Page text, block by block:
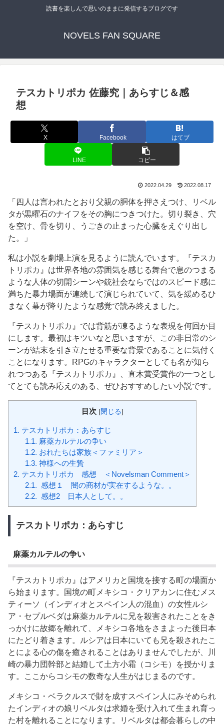
読書を楽しんで思いのままに発信するブログです
NOVELS FAN SQUARE
テスカトリポカ 佐藤究｜あらすじ＆感
想
X Facebook はてブ
LINE コピー
2022.04.29 2022.08.17
「四人は言われたとおり父親の胴体を押さえつけ、リベル
タが黒曜石のナイフをその胸につきつけた。切り裂き、穴
を空け、骨を切り、うごきの止まった心臓をえぐり出し
た。」
私は小説を劇場上演を見るように読んでいます。『テスカ
トリポカ』は世界各地の雰囲気を感じる舞台で息のつまる
ような人体の切開シーンや銃社会ならではのスピード感に
満ちた暴力場面が連続して演じられていて、気を緩めるひ
まなく幕が降りたような感覚で読み終えました。
『テスカトリポカ』では背筋が凍るような表現を何回か目
にします。最初はキツいなと思いますが、この非日常のシ
ーンが結末を引き立たせる重要な背景であることに気付く
ことになります。RPGのキャラクターとしても名が知ら
れつつある『テスカトリポカ』、直木賞受賞作の一つとし
てとても読み応えのある、ぜひおすすめしたい小説です。
目次 [閉じる]
1. テスカトリポカ：あらすじ
1.1. 麻薬カルテルの争い
1.2. おれたちは家族＜ファミリア＞
1.3. 神様への生贄
2. テスカトリポカ 感想 ＜Novelsman Comment＞
2.1. 感想１ 闇の商材が実在するような。。
2.2. 感想2 日本人として。。
テスカトリポカ：あらすじ
麻薬カルテルの争い
『テスカトリポカ』はアメリカと国境を接する町の場面か
ら始まります。国境の町メキシコ・クリアカンに住むメス
ティーソ（インディオとスペイン人の混血）の女性ルシ
ア・セプルベダは麻薬カルテルに兄を殺害されたことをき
っかけに故郷を離れて、メキシコ各地をさまよった後日本
にたどり着きます。ルシアは日本にいても兄を殺されたこ
とによる心の傷を癒されることはありませんでしたが、川
崎の暴力団幹部と結婚して土方小霜（コシモ）を授かりま
す。ここからコシモの数奇な人生がはじまるのです。
メキシコ・ベラクルスで財を成すスペイン人にみそめられ
たインディオの娘リベルタは求婚を受け入れて生まれ育っ
た村を離れることになります。リベルタは都会暮らしの中